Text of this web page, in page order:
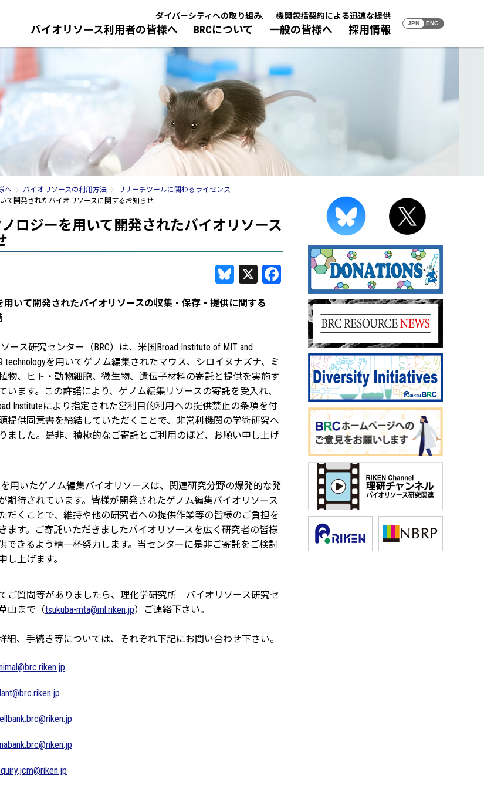
バイオリソース利用者の皆様へ
スの利用方法
ニュアル
に関わるライセンス
録
技術研修／人材育成・研修
今までに行われた技術研修
寄託・譲渡／研究成果に関す
るお願い
バイオリソースの寄託／譲渡
研究成果情報について
ス品質管理
品質管理と情報発信
の認証に基づく品質
独自の品質管理へ
BRCについて
研究室紹介
バイオリソース整備事業
バイオリソース関連研究プログラム
NBRP／国際・アジア連携
NBRP
国際・アジア連携
BRCのお仕事紹介冊子（2025年度発
一般の皆様へ
バイオリソースとは？ BRCのバイオリソース
01 未来を拓く植物のチカラ
採用情報
BRCの採用情報
研究職・技術職
事務職
ダイバーシティへの取り組み, 機関包括契約による迅速な提供
JPN ENG
へ バイオリソースの利用方法
リサーチツールに関わるライセンス
いて開発されたバイオリソースに関するお知らせ
ノロジーを用いて開発されたバイオリソース
Bluesky
X Facebook
用いて開発されたバイオリソースの収集・保存・提供に関する
ス研究センター（BRC）は、米国Broad Institute of MIT and
technologyを用いてゲノム編集されたマウス、シロイヌナズナ、ミ
物、ヒト・動物細胞、微生物、遺伝子材料の寄託と提供を実施す
います。この許諾により、ゲノム編集リソースの寄託を受入れ、
Instituteにより指定された営利目的利用への提供禁止の条項を付
提供同意書を締結していただくことで、非営利機関の学術研究へ
ました。是非、積極的なご寄託とご利用のほど、お願い申し上げ
を用いたゲノム編集バイオリソースは、関連研究分野の爆発的な発
期待されています。皆様が開発されたゲノム編集バイオリソース
だくことで、維持や他の研究者への提供作業等の皆様のご負担を
ます。ご寄託いただきましたバイオリソースを広く研究者の皆様
できるよう精一杯努力します。当センターに是非ご寄託をご検討
し上げます。
ご質問等がありましたら、理化学研究所 バイオリソース研究セ
山まで（tsukuba-mta@ml.riken.jp）ご連絡下さい。
細、手続き等については、それぞれ下記にお問い合わせ下さい。